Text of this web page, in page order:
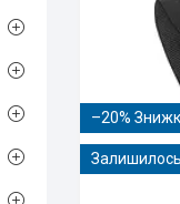
–20%
Залишилось